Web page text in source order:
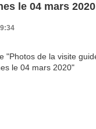
le 04 mars 2020